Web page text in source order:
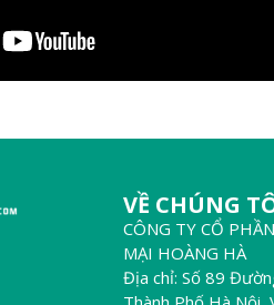
VỀ CHÚNG
CÔNG TY CỔ
MẠI HOÀNG HÀ
Địa chỉ: Số 89